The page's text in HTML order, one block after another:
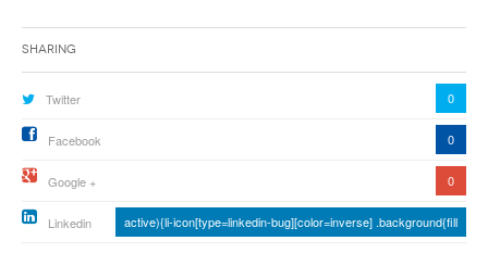
Sharing
Twitter 0
Facebook 0
Google + 0
Linkedin active){li-icon[type=linkedin-bug][color=inverse] .background{fill